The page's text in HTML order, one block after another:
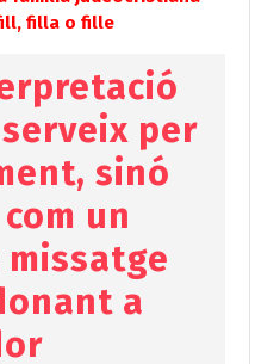
filla o fille
per
sinó
un
a